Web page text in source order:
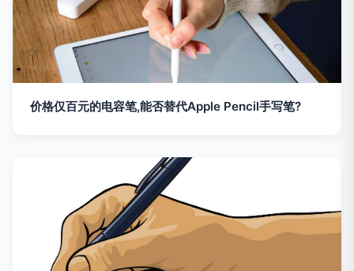
价格仅百元的电容笔,能否替代Apple Pencil手写笔?